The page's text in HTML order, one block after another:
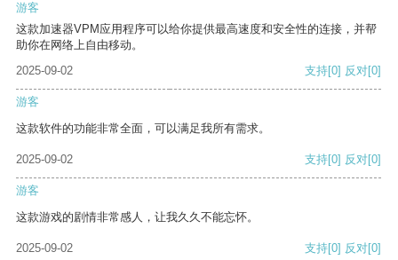
游客
这款加速器VPM应用程序可以给你提供最高速度和安全性的连接，并帮
助你在网络上自由移动。
2025-09-02
支持[0] 反对[0]
游客
这款软件的功能非常全面，可以满足我所有需求。
2025-09-02 支持[0] 反对[0]
游客
这款游戏的剧情非常感人，让我久久不能忘怀。
2025-09-02 支持[0] 反对[0]